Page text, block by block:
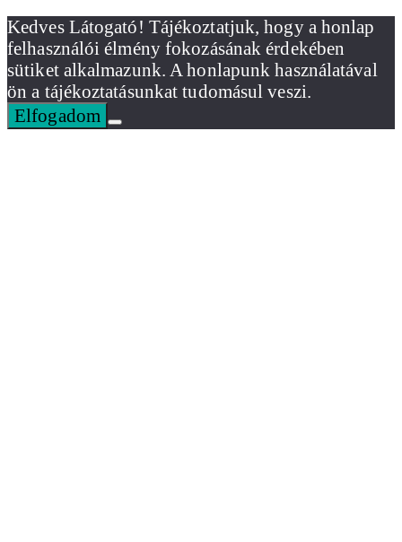
Kedves Látogató! Tájékoztatjuk, hogy a honlap
felhasználói élmény fokozásának érdekében
sütiket alkalmazunk. A honlapunk használatával
ön a tájékoztatásunkat tudomásul veszi.
Elfogadom